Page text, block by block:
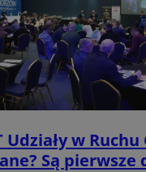
Udziały w
Są pierwsze